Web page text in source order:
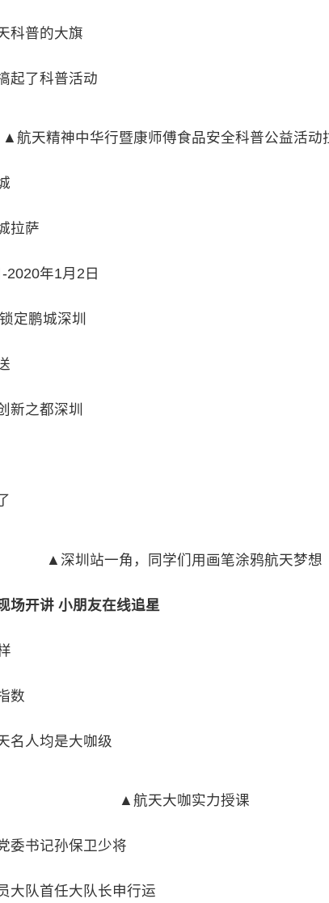
科普的大旗
起了科普活动
▲航天精神中华行暨康师傅食品安全科普公益活动
拉萨
2020年1月2日
定鹏城深圳
新之都深圳
▲深圳站一角，同学们用画笔涂鸦航天梦想
场开讲 小朋友在线追星
数
名人均是大咖级
▲航天大咖实力授课
委书记孙保卫少将
大队首任大队长申行运